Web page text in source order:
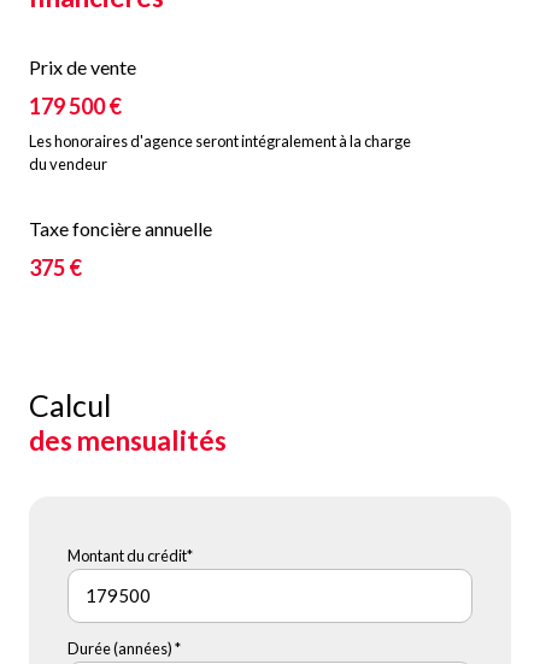
Prix de vente
179 500 €
Les honoraires d'agence seront intégralement à la charge
du vendeur
Taxe foncière annuelle
375 €
Calcul
des mensualités
Montant du crédit*
Durée (années) *